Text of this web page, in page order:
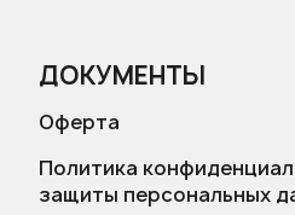
ДОКУМЕНТЫ
Оферта
Политика
защиты персональных